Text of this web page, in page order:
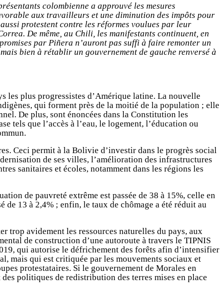
colombienne a approuvé les mesures
aux travailleurs et une diminution des impôts pour
protestent contre les réformes voulues par leur
De même, au Chili, les manifestants continuent, en
par Piñera n’auront pas suffi à faire remonter un
bien à rétablir un gouvernement de gauche renversé à
les plus progressistes d’Amérique latine. La nouvelle
qui forment près de la moitié de la population ; elle
De plus, sont énoncées dans la Constitution les
tels que l’accès à l’eau, le logement, l’éducation ou
Ceci permit à la Bolivie d’investir dans le progrès social
de ses villes, l’amélioration des infrastructures
sanitaires et écoles, notamment dans les régions les
de pauvreté extrême est passée de 38 à 15%, celle en
de 13 à 2,4% ; enfin, le taux de chômage a été réduit au
avidement les ressources naturelles du pays, aux
de construction d’une autoroute à travers le TIPNIS
qui autorise le défrichement des forêts afin d’intensifier
mais qui est critiquée par les mouvements sociaux et
protestataires. Si le gouvernement de Morales en
politiques de redistribution des terres mises en place